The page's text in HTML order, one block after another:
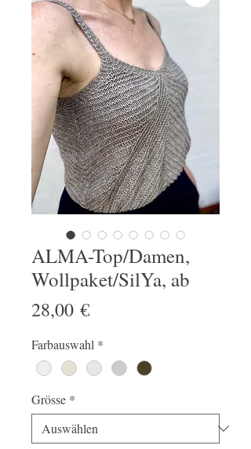
ALMA-Top/Damen,
Wollpaket/SilYa, ab
28,00 €Preis
Farbauswahl *
Grösse *